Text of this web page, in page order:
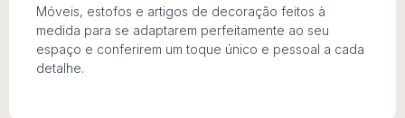
Móveis, estofos e artigos de decoração feitos à
medida para se adaptarem perfeitamente ao seu
espaço e conferirem um toque único e pessoal a cada
detalhe.